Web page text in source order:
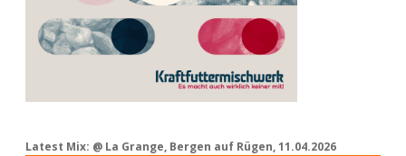
Latest Mix: @ La Grange, Bergen auf Rügen, 11.04.2026